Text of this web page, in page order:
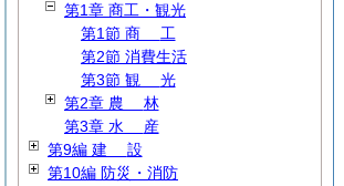
第1章 商工・観光
第1節 商 工
第2節 消費生活
第3節 観 光
第2章 農 林
第3章 水 産
第9編 建 設
第10編 防災・消防